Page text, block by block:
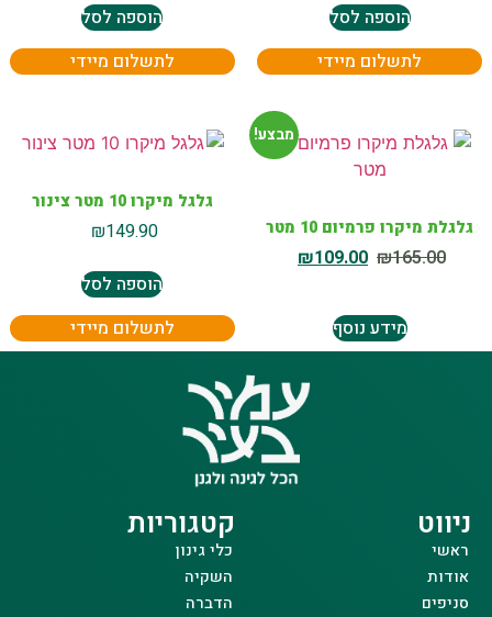
הוספה לסל
לתשלום מיידי
הוספה לסל
לתשלום מיידי
מבצע!
גלגלת מיקרו פרמיום 10 מטר
₪165.00
₪109.00
מידע נוסף
גלגל מיקרו 10 מטר צינור
₪149.90
הוספה לסל
לתשלום מיידי
ניווט
ראשי
אודות
סניפים
קטגוריות
כלי גינון
השקיה
הדברה